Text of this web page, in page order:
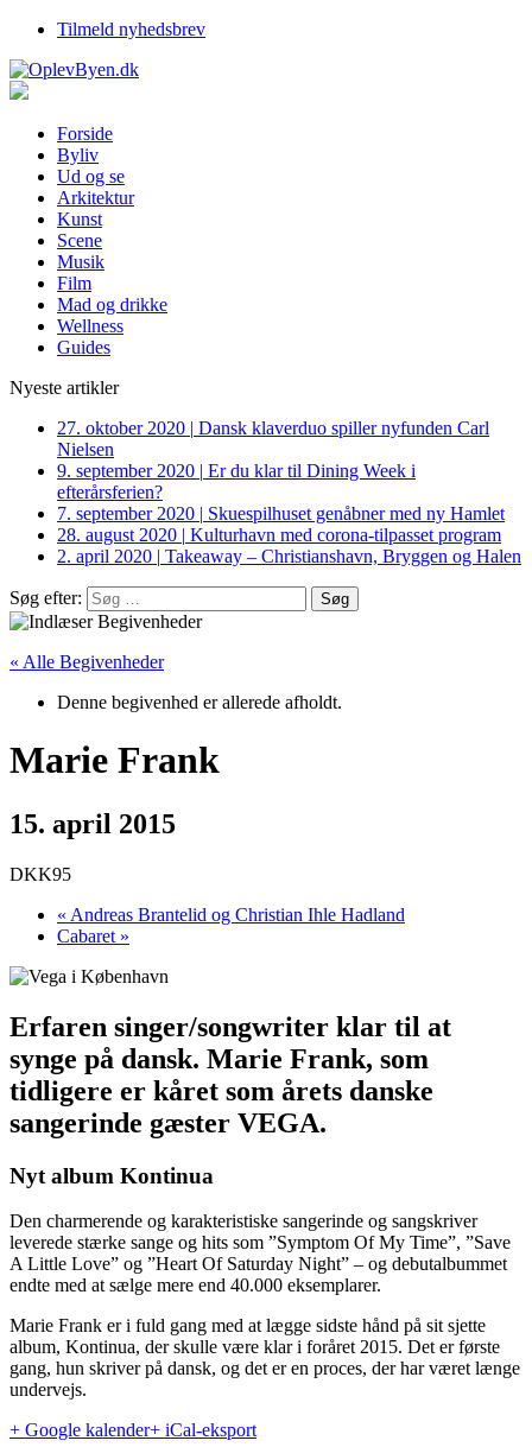
Tilmeld nyhedsbrev
Forside
Byliv
Ud og se
Arkitektur
Kunst
Scene
Musik
Film
Mad og drikke
Wellness
Guides
Nyeste artikler
27. oktober 2020 | Dansk klaverduo spiller nyfunden Carl
Nielsen
9. september 2020 | Er du klar til Dining Week i
efterårsferien?
7. september 2020 | Skuespilhuset genåbner med ny Hamlet
28. august 2020 | Kulturhavn med corona-tilpasset program
2. april 2020 | Takeaway – Christianshavn, Bryggen og Halen
Søg efter:
« Alle Begivenheder
Denne begivenhed er allerede afholdt.
Marie Frank
15. april 2015
DKK95
« Andreas Brantelid og Christian Ihle Hadland
Cabaret »
Erfaren singer/songwriter klar til at
synge på dansk. Marie Frank, som
tidligere er kåret som årets danske
sangerinde gæster VEGA.
Nyt album Kontinua
Den charmerende og karakteristiske sangerinde og sangskriver
leverede stærke sange og hits som ”Symptom Of My Time”, ”Save
A Little Love” og ”Heart Of Saturday Night” – og debutalbummet
endte med at sælge mere end 40.000 eksemplarer.
Marie Frank er i fuld gang med at lægge sidste hånd på sit sjette
album, Kontinua, der skulle være klar i foråret 2015. Det er første
gang, hun skriver på dansk, og det er en proces, der har været længe
undervejs.
+ Google kalender+ iCal-eksport